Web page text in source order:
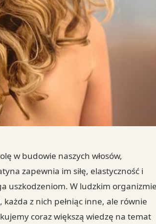
w budowie naszych włosów,
zapewnia im siłę, elastyczność i
uszkodzeniom. W ludzkim organizmie
z nich pełniąc inne, ale równie
coraz większą wiedzę na temat